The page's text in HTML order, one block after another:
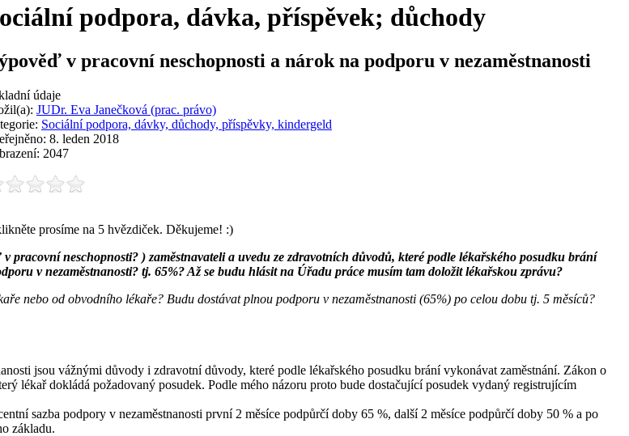
podpora, dávka, příspěvek; důchody
v pracovní neschopnosti a nárok na podporu v nezaměstnanosti
údaje
JUDr. Eva Janečková (prac. právo)
Sociální podpora, dávky, důchody, příspěvky, kindergeld
8. leden 2018
2047
prosíme na 5 hvězdiček. Děkujeme! :)
pracovní neschopnosti? ) zaměstnavateli a uvedu ze zdravotních důvodů, které podle lékařského posudku brání
v nezaměstnanosti? tj. 65%? Až se budu hlásit na Úřadu práce musím tam doložit lékařskou zprávu?
nebo od obvodního lékaře? Budu dostávat plnou podporu v nezaměstnanosti (65%) po celou dobu tj. 5 měsíců?
jsou vážnými důvody i zdravotní důvody, které podle lékařského posudku brání vykonávat zaměstnání. Zákon o
lékař dokládá požadovaný posudek. Podle mého názoru proto bude dostačující posudek vydaný registrujícím
sazba podpory v nezaměstnanosti první 2 měsíce podpůrčí doby 65 %, další 2 měsíce podpůrčí doby 50 % a po
základu.